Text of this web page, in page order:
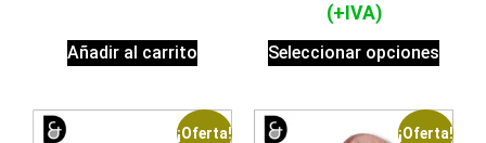
Añadir al carrito
(+IVA)
Seleccionar opciones
¡Oferta! ¡Oferta!